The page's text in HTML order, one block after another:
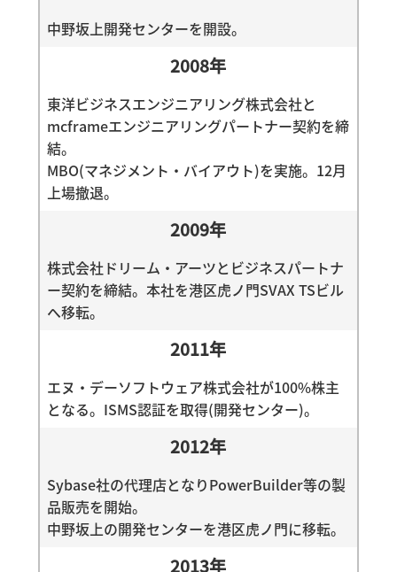
中野坂上開発センターを開設。
2008年
東洋ビジネスエンジニアリング株式会社と
mcframeエンジニアリングパートナー契約を締
結。
MBO(マネジメント・バイアウト)を実施。12月
上場撤退。
2009年
株式会社ドリーム・アーツとビジネスパートナ
ー契約を締結。本社を港区虎ノ門SVAX TSビル
へ移転。
2011年
エヌ・デーソフトウェア株式会社が100%株主
となる。ISMS認証を取得(開発センター)。
2012年
Sybase社の代理店となりPowerBuilder等の製
品販売を開始。
中野坂上の開発センターを港区虎ノ門に移転。
2013年